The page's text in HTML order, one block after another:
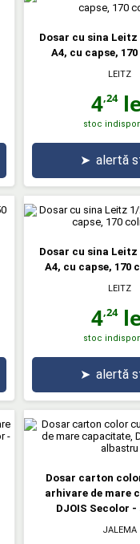
Dosar cu sina
A4, cu capse,
LEITZ
4,24
stoc
➤ alertă
Dosar cu sina
A4, cu capse, 170
LEITZ
4,24
stoc
➤ alertă
Dosar carton
arhivare de mare
DJOIS Secolor
JALEMA